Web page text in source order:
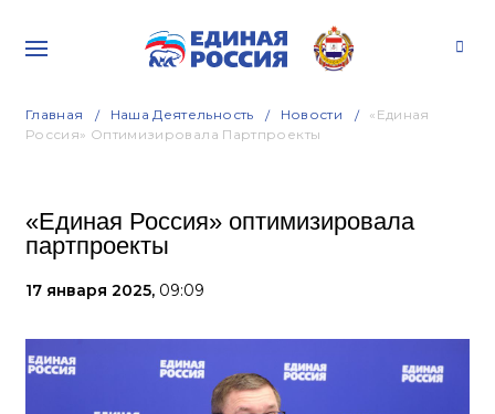
Главная Наша Деятельность Новости
«Единая
Россия» Оптимизировала Партпроекты
«Единая Россия» оптимизировала
партпроекты
17 января 2025, 09:09